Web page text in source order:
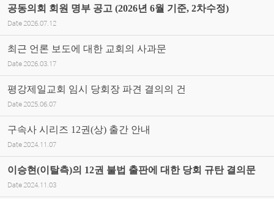
공동의회 회원 명부 공고 (2026년 6월 기준, 2차수정)
Date 2026.07.12
최근 언론 보도에 대한 교회의 사과문
Date 2026.03.17
평강제일교회 임시 당회장 파견 결의의 건
Date 2025.06.07
구속사 시리즈 12권(상) 출간 안내
Date 2024.11.07
이승현(이탈측)의 12권 불법 출판에 대한 당회 규탄 결의문
Date 2024.11.03